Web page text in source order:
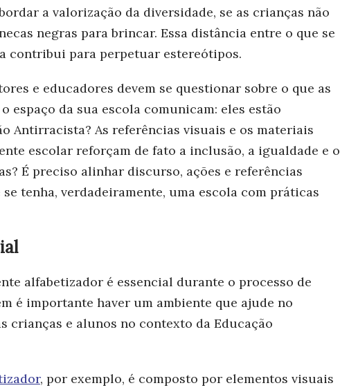
a valorização da diversidade, se as crianças não
negras para brincar. Essa distância entre o que se
contribui para perpetuar estereótipos.
e educadores devem se questionar sobre o que as
espaço da sua escola comunicam: eles estão
Antirracista? As referências visuais e os materiais
escolar reforçam de fato a inclusão, a igualdade e o
É preciso alinhar discurso, ações e referências
tenha, verdadeiramente, uma escola com práticas
alfabetizador é essencial durante o processo de
é importante haver um ambiente que ajude no
crianças e alunos no contexto da Educação
, por exemplo, é composto por elementos visuais